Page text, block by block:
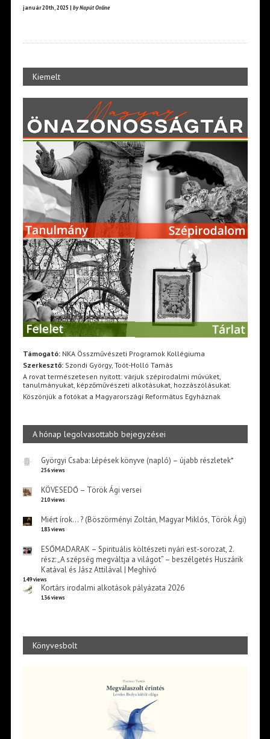
január 20th, 2025 | by Napút Online
Kiemelt
Támogató:NKA Összművészeti Programok Kollégiuma
Szerkesztő:Szondi György, Toót-Holló Tamás
A rovat természetesen nyitott: várjuk szépirodalmi művüket,
tanulmányukat, képzőművészeti alkotásukat, hozzászólásukat.
Köszönjük a fotókat a Magyarországi Református Egyháznak
A hónap legolvasottabb bejegyzései
Györgyi Csaba: Lépések könyve (napló) – újabb részletek*
256 views
KÖVESEDŐ – Török Ági versei
210 views
Miért írok… ? (Böszörményi Zoltán, Magyar Miklós, Török Ági)
183 views
ESŐMADARAK – Spirituális költészeti nyári est-sorozat, 2.
rész: „A szépség megváltja a világot” – beszélgetés Huszárik
Katával és Jász Attilával | Meghívó
149 views
Kortárs irodalmi alkotások pályázata 2026
136 views
Könyvesbolt